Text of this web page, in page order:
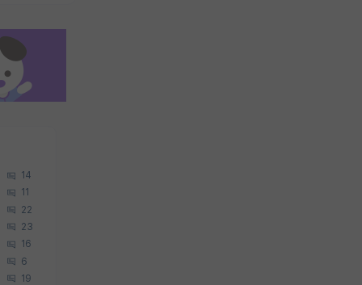
14
11
22
23
16
6
19